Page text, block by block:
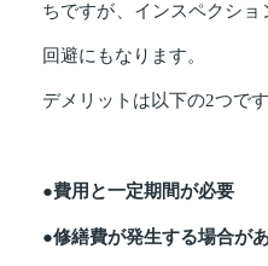
ちですが、インスペクシ
回避にもなります。
デメリットは以下の2つです
●費用と一定期間が必要
●修繕費が発生する場合が